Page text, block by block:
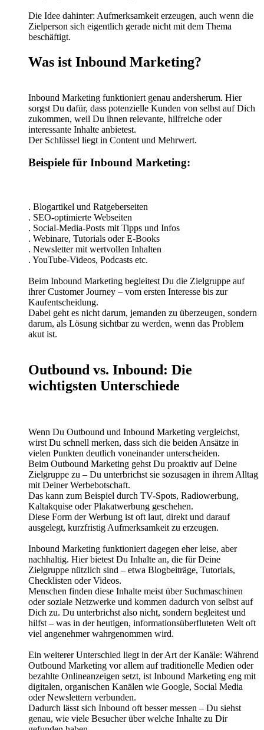
Die Idee dahinter: Aufmerksamkeit erzeugen, auch wenn die
Zielperson sich eigentlich gerade nicht mit dem Thema
beschäftigt.
Was ist Inbound Marketing?
Inbound Marketing funktioniert genau andersherum. Hier
sorgst Du dafür, dass potenzielle Kunden von selbst auf Dich
zukommen, weil Du ihnen relevante, hilfreiche oder
interessante Inhalte anbietest.
Der Schlüssel liegt in Content und Mehrwert.
Beispiele für Inbound Marketing:
. Blogartikel und Ratgeberseiten
. SEO-optimierte Webseiten
. Social-Media-Posts mit Tipps und Infos
. Webinare, Tutorials oder E-Books
. Newsletter mit wertvollen Inhalten
. YouTube-Videos, Podcasts etc.
Beim Inbound Marketing begleitest Du die Zielgruppe auf
ihrer Customer Journey – vom ersten Interesse bis zur
Kaufentscheidung.
Dabei geht es nicht darum, jemanden zu überzeugen, sondern
darum, als Lösung sichtbar zu werden, wenn das Problem
akut ist.
Outbound vs. Inbound: Die
wichtigsten Unterschiede
Wenn Du Outbound und Inbound Marketing vergleichst,
wirst Du schnell merken, dass sich die beiden Ansätze in
vielen Punkten deutlich voneinander unterscheiden.
Beim Outbound Marketing gehst Du proaktiv auf Deine
Zielgruppe zu – Du unterbrichst sie sozusagen in ihrem Alltag
mit Deiner Werbebotschaft.
Das kann zum Beispiel durch TV-Spots, Radiowerbung,
Kaltakquise oder Plakatwerbung geschehen.
Diese Form der Werbung ist oft laut, direkt und darauf
ausgelegt, kurzfristig Aufmerksamkeit zu erzeugen.
Inbound Marketing funktioniert dagegen eher leise, aber
nachhaltig. Hier bietest Du Inhalte an, die für Deine
Zielgruppe nützlich sind – etwa Blogbeiträge, Tutorials,
Checklisten oder Videos.
Menschen finden diese Inhalte meist über Suchmaschinen
oder soziale Netzwerke und kommen dadurch von selbst auf
Dich zu. Du unterbrichst also nicht, sondern begleitest und
hilfst – was in der heutigen, informationsüberfluteten Welt oft
viel angenehmer wahrgenommen wird.
Ein weiterer Unterschied liegt in der Art der Kanäle: Während
Outbound Marketing vor allem auf traditionelle Medien oder
bezahlte Onlineanzeigen setzt, ist Inbound Marketing eng mit
digitalen, organischen Kanälen wie Google, Social Media
oder Newslettern verbunden.
Dadurch lässt sich Inbound oft besser messen – Du siehst
genau, wie viele Besucher über welche Inhalte zu Dir